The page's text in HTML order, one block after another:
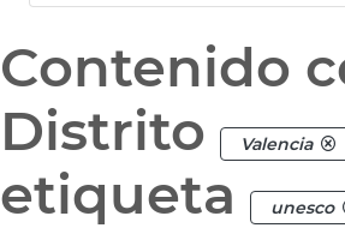
Contenido
Distrito
Valencia
etiqueta
unesco